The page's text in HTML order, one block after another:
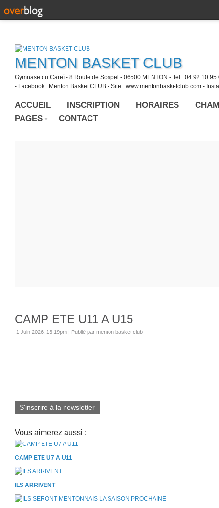
MENTON BASKET CLUB
Gymnase du Careï - 8 Route de Sospel - 06500 MENTON - Tel : 04 92 10
- Facebook : Menton Basket CLUB - Site : www.mentonbasketclub.com -
ACCUEIL INSCRIPTION HORAIRES
PAGES
CONTACT
CAMP ETE U11 A U15
1 Juin 2026, 13:19pm | Publié par menton basket club
S'inscrire à la newsletter
Vous aimerez aussi :
CAMP ETE U7 A U11
ILS ARRIVENT